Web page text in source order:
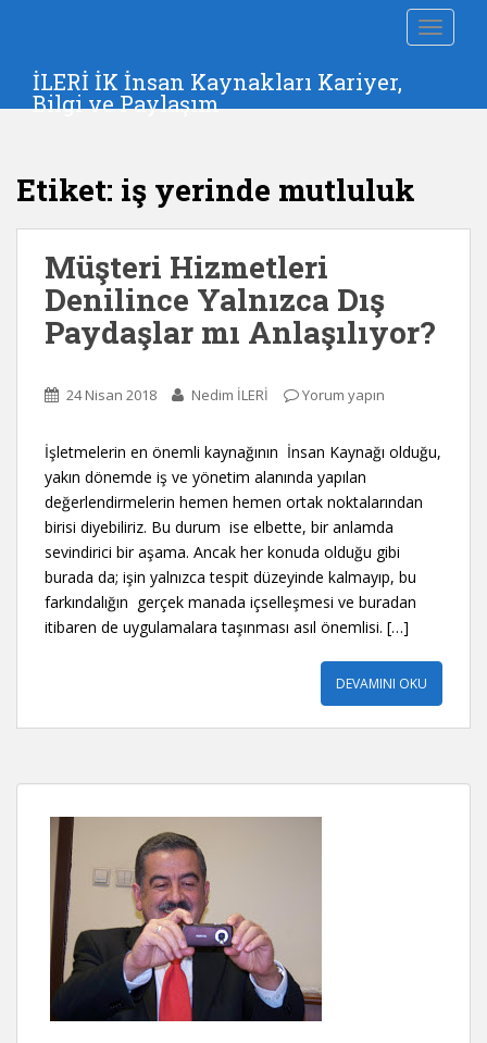
t
İLERİ İK İnsan Kaynakları Kariyer,
Bilgi ve Paylaşım
Etiket: iş yerinde mutluluk
Müşteri Hizmetleri
Denilince Yalnızca Dış
Paydaşlar mı Anlaşılıyor?
24 Nisan 2018 Nedim İLERİ Yorum yapın
İşletmelerin en önemli kaynağının İnsan Kaynağı olduğu,
yakın dönemde iş ve yönetim alanında yapılan
değerlendirmelerin hemen hemen ortak noktalarından
birisi diyebiliriz. Bu durum ise elbette, bir anlamda
sevindirici bir aşama. Ancak her konuda olduğu gibi
burada da; işin yalnızca tespit düzeyinde kalmayıp, bu
farkındalığın gerçek manada içselleşmesi ve buradan
itibaren de uygulamalara taşınması asıl önemlisi. […]
DEVAMINI OKU